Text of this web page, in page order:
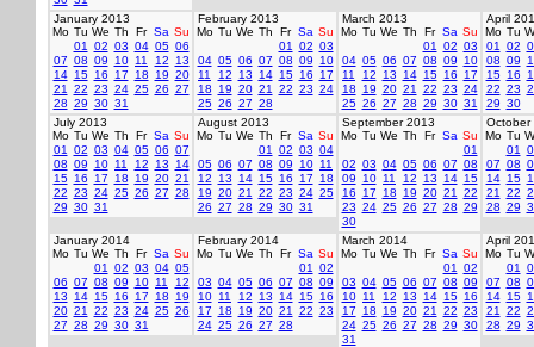
January 2013
Mo Tu We Th Fr Sa Su
01
02 03 04 05 06
07 08 09 10 11 12
13
14 15 16 17 18 19 20
21
22 23 24 25 26 27
28 29 30 31
February 2013
Mo Tu We Th Fr Sa Su
01
02 03
04 05 06 07 08 09
10
11
12 13 14 15 16
17
18
19 20 21 22 23 24
25 26 27 28
March 2013
Mo Tu We Th Fr Sa Su
01
02 03
04 05 06 07 08 09
10
11
12 13 14 15 16
17
18
19 20 21 22 23 24
25 26 27 28 29 30 31
April
Mo Tu
01
02
08 09
15 16
22 23
29 30
July 2013
Mo Tu We Th Fr Sa Su
01
02 03 04 05 06 07
08 09 10 11 12 13
14
15 16 17 18 19 20 21
22 23 24 25 26 27 28
29 30 31
August 2013
Mo Tu We Th Fr Sa Su
01
02 03 04
05 06 07 08 09 10 11
12
13 14 15 16 17
18
19 20 21 22 23 24 25
26 27 28 29 30 31
September 2013
Mo Tu We Th Fr Sa Su
01
02 03 04 05 06 07 08
09
10 11 12 13 14 15
16
17 18 19 20 21
22
23 24 25 26 27 28 29
30
October
Mo Tu
01
07 08
14 15
21
22
28 29
January 2014
Mo Tu We Th Fr Sa Su
01
02 03 04 05
06 07 08 09 10 11
12
13
14 15 16 17 18
19
20 21 22 23 24 25 26
27 28 29 30 31
February 2014
Mo Tu We Th Fr Sa Su
01
02
03 04 05 06 07 08 09
10 11 12 13 14 15 16
17
18 19 20 21 22 23
24 25 26 27 28
March 2014
Mo Tu We Th Fr Sa Su
01
02
03 04 05 06 07 08 09
10 11 12 13 14 15 16
17
18 19 20 21 22 23
24 25 26 27 28 29 30
31
April
Mo Tu
01
07 08
14 15
21
22
28 29